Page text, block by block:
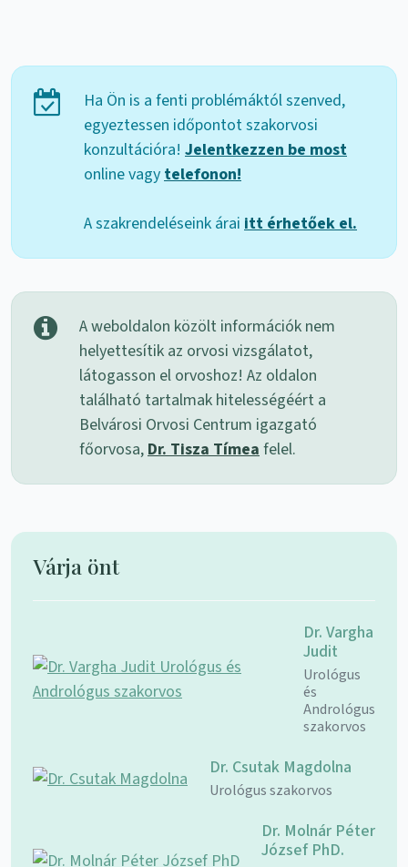
Ha Ön is a fenti problémáktól szenved,
egyeztessen időpontot szakorvosi
konzultációra! Jelentkezzen be most
online vagy telefonon!
A szakrendeléseink árai itt érhetőek el.
A weboldalon közölt információk nem
helyettesítik az orvosi vizsgálatot,
látogasson el orvoshoz! Az oldalon
található tartalmak hitelességéért a
Belvárosi Orvosi Centrum igazgató
főorvosa, Dr. Tisza Tímea felel.
Várja önt
Dr. Vargha
Judit
Urológus
és
Andrológus
szakorvos
Dr. Csutak Magdolna
Urológus szakorvos
Dr. Molnár Péter
József PhD.